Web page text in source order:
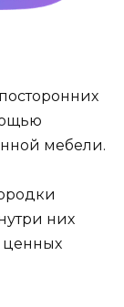
мебели.
них
ценных